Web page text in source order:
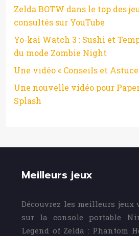
Zelda BOTW dans le top des
consultés sur YouTube
Yo-kai Watch 3 : Sushi et
du mode Zombie Night
Une vidéo « Conseils et
Une nouvelle vidéo pour
Splash
Meilleurs jeux
Découvrez les meilleurs jeux
sur la console portable
Legend of Zelda : Phantom